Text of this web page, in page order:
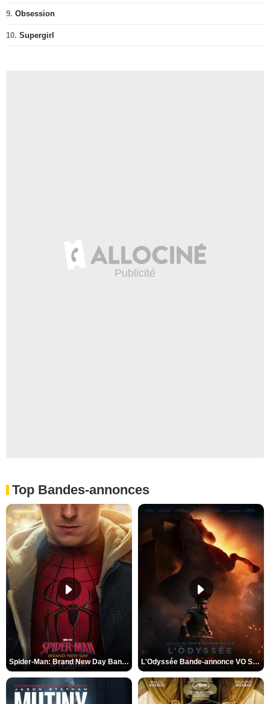
9. Obsession
10. Supergirl
Top Bandes-annonces
Spider-Man: Brand New Day Bande-annonce VO STFR L'Odyssée Bande-annonce VO STFR